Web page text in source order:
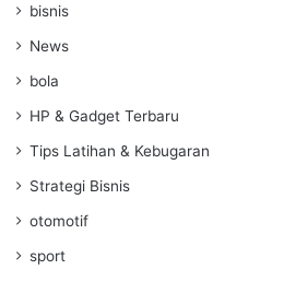
bisnis
News
bola
HP & Gadget Terbaru
Tips Latihan & Kebugaran
Strategi Bisnis
otomotif
sport